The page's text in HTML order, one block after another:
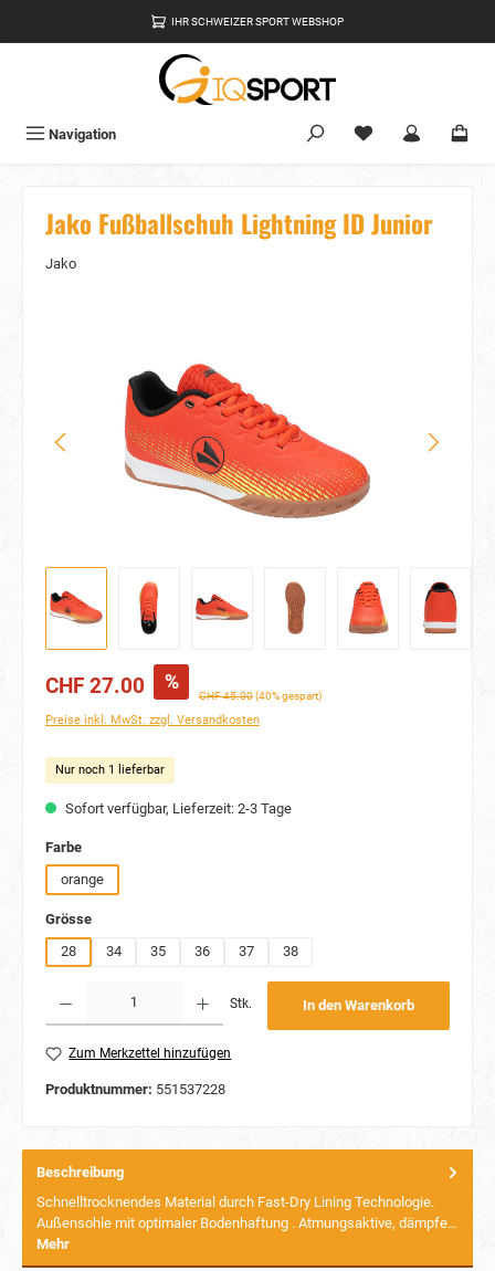
IHR SCHWEIZER SPORT WEBSHOP
Navigation Du hast 0
Jako Fußballschuh Lightning ID Junior
Jako
CHF 27.00 %
CHF 45.00(40% gespart)
Preise inkl. MwSt. zzgl. Versandkosten
Nur noch 1 lieferbar
Sofort verfügbar, Lieferzeit: 2-3 Tage
Farbeauswählen
orange
Grösseauswählen
28
34 35 36 37 38
Stk. In den Warenkorb
Zum Merkzettel hinzufügen
Produktnummer: 551537228
Beschreibung
Schnelltrocknendes Material durch Fast-Dry Lining Technologie.
Außensohle mit optimaler Bodenhaftung . Atmungsaktive, dämpfe…
Mehr